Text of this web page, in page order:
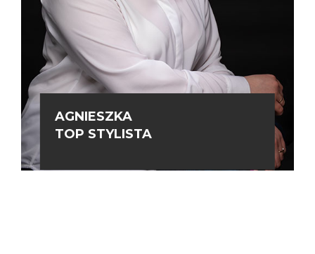
AGNIESZKA
TOP STYLISTA